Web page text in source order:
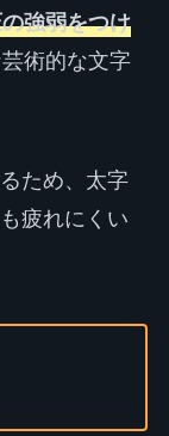
強弱をつけ
術的な文字
ため、太字
疲れにくい